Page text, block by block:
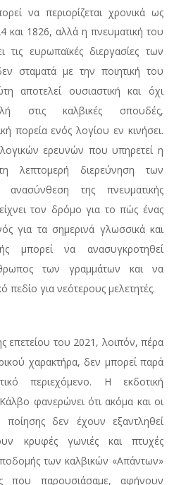
να περιορίζεται χρονικά ως
και 1826, αλλά η πνευματική του
τις ευρωπαϊκές διεργασίες των
σταματά με την ποιητική του
αποτελεί ουσιαστική και όχι
στις καλβικές σπουδές,
πορεία ενός λογίου εν κινήσει.
ερευνών που υπηρετεί η
λεπτομερή διερεύνηση των
της πνευματικής
τον δρόμο για το πώς ένας
για τα σημερινά γλωσσικά και
μπορεί να ανασυγκροτηθεί
των γραμμάτων και να
πεδίο για νεότερους μελετητές.
επετείου του 2021, λοιπόν, πέρα
χαρακτήρα, δεν μπορεί παρά
περιεχόμενο. Η εκδοτική
φανερώνει ότι ακόμα και οι
ποίησης δεν έχουν εξαντληθεί
κρυφές γωνιές και πτυχές
των καλβικών «Απάντων»
που παρουσιάσαμε, αφήνουν